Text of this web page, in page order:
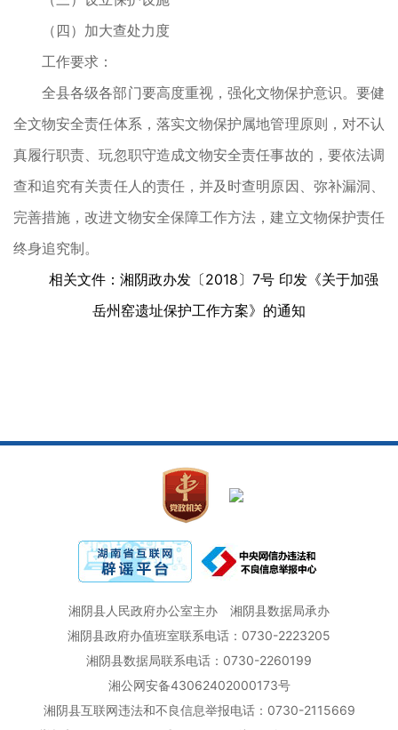
（四）加大查处力度
工作要求：
全县各级各部门要高度重视，强化文物保护意识。要健
全文物安全责任体系，落实文物保护属地管理原则，对不认
真履行职责、玩忽职守造成文物安全责任事故的，要依法调
查和追究有关责任人的责任，并及时查明原因、弥补漏洞、
完善措施，改进文物安全保障工作方法，建立文物保护责任
终身追究制。
相关文件：湘阴政办发〔2018〕7号 印发《关于加强
岳州窑遗址保护工作方案》的通知
湘阴县人民政府办公室主办
湘阴县数据局承办
湘阴县政府办值班室联系电话：0730-2223205
湘阴县数据局联系电话：0730-2260199
湘公网安备43062402000173号
湘阴县互联网违法和不良信息举报电话：0730-2115669